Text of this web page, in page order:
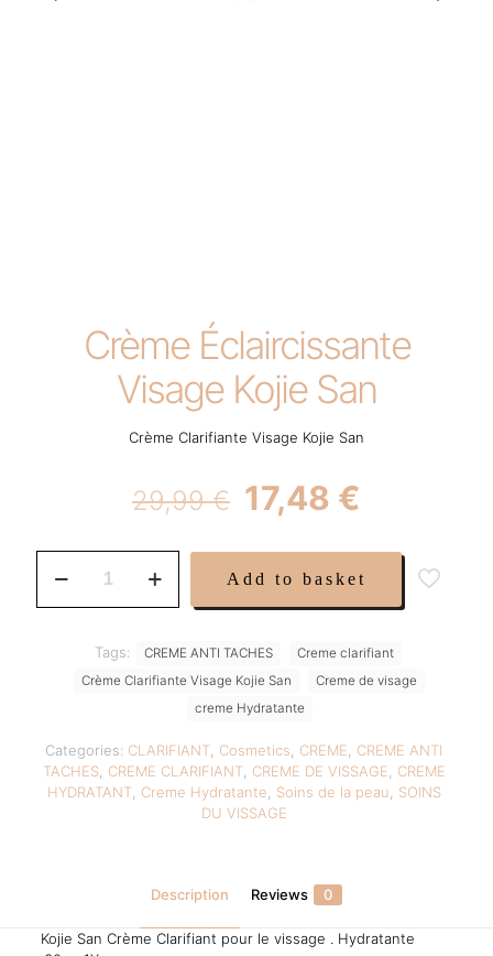
Crème Éclaircissante
Visage Kojie San
Crème Clarifiante Visage Kojie San
29,99€ Original
price
was:
29,99 €.
17,48 €
is:
17,48 €.
Éclaircissante
Add to basket
Categories: CLARIFIANT Cosmetics CREME
CREME ANTI
TACHES, CREME CLARIFIANT, CREME DE VISSAGE
CREME
HYDRATANT, Creme Hydratante Soins de la peau
SOINS
DU VISSAGE
Tags: CREME ANTI TACHES
Creme clarifiant
Crème Clarifiante Visage Kojie San
Creme de visage
creme Hydratante
Description Reviews 0
Kojie San Crème Clarifiant pour le vissage . Hydratante